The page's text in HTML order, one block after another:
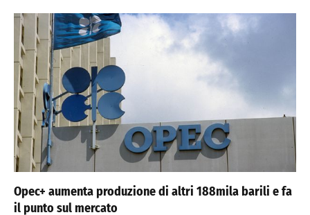
Opec+ aumenta produzione di altri 188mila barili e fa
il punto sul mercato